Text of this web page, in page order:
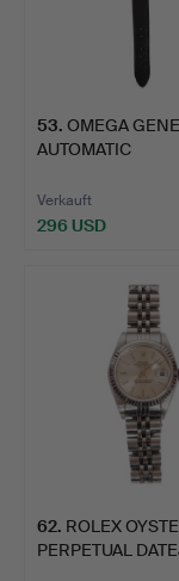
53. OMEGA
AUTOMATIC
V…
Verkauft
296 USD
62. ROLEX
PERPETUAL